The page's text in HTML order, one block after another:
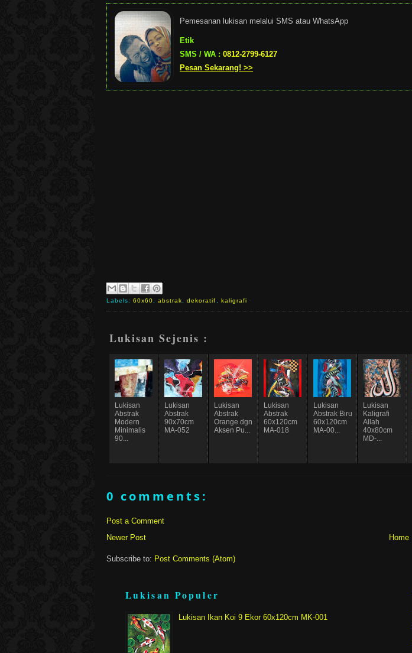
Pemesanan lukisan melalui SMS atau WhatsApp
Etik
SMS / WA : 0812-2799-6127
Pesan Sekarang! >>
Labels:60x60,abstrak,dekoratif , kaligrafi
Lukisan Sejenis :
Lukisan
Abstrak
Modern
Minimalis
90...
Lukisan
Abstrak
90x70cm
MA-052
Lukisan
Abstrak
Orange dgn
Aksen Pu...
Lukisan
Abstrak
60x120cm
MA-018
Lukisan
Abstrak Biru
60x120cm
MA-00...
Lukisan
Kaligrafi
Allah
40x80cm
MD-...
0 comments:
Post a Comment
Newer Post
Home
Subscribe to: Post Comments (Atom)
Lukisan Populer
Lukisan Ikan Koi 9 Ekor 60x120cm MK-001